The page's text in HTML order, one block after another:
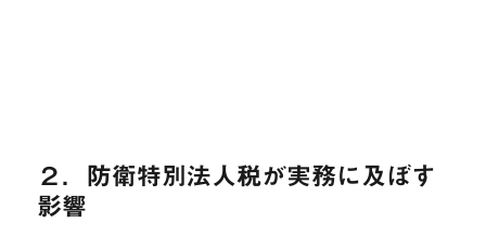
２．防衛特別法人税が実務に及ぼす
影響